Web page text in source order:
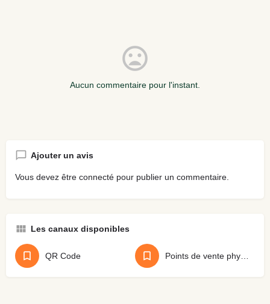
Aucun commentaire pour l'instant.
Ajouter un avis
Vous devez être connecté pour publier un commentaire.
Les canaux disponibles
QR Code